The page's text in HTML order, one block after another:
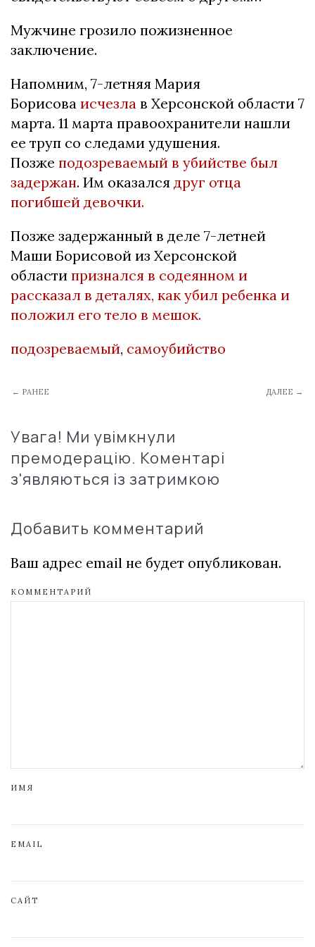
Мужчине грозило пожизненное
заключение.
Напомним, 7-летняя Мария
Борисова исчезла в Херсонской области 7
марта. 11 марта правоохранители нашли
ее труп со следами удушения.
Позже подозреваемый в убийстве был
задержан. Им оказался друг отца
погибшей девочки.
Позже задержанный в деле 7-летней
Маши Борисовой из Херсонской
области признался в содеянном и
рассказал в деталях, как убил ребенка и
положил его тело в мешок.
подозреваемый, самоубийство
← РАНЕЕ ДАЛЕЕ →
Увага! Ми увімкнули
премодерацію. Коментарі
з'являються із затримкою
Добавить комментарий
Ваш адрес email не будет опубликован.
КОММЕНТАРИЙ
ИМЯ
EMAIL
САЙТ